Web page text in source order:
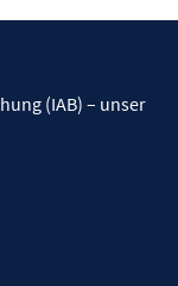
(IAB) – unser